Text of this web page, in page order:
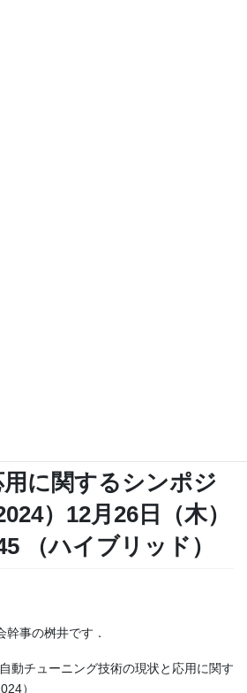
に関するシンポジ
）12月26日（木）
（ハイブリッド）
事の桝井です．
動チューニング技術の現状と応用に関す
）